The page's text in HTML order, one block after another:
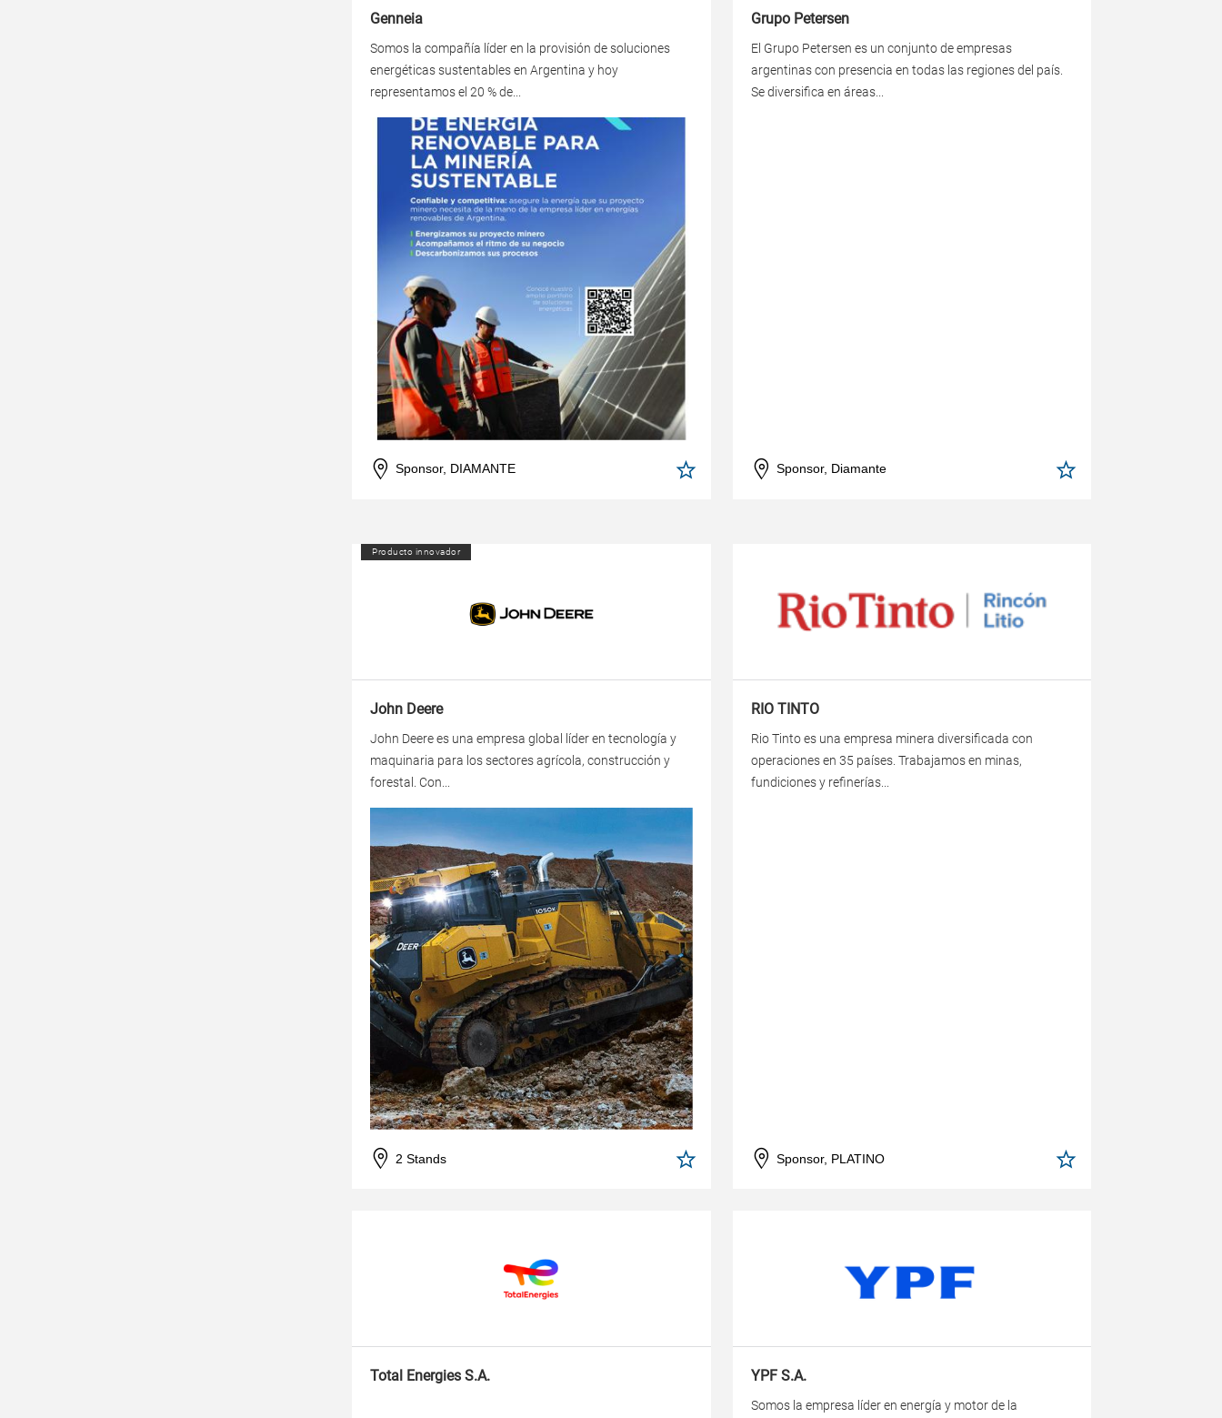
Genneia
Somos la compañía líder en la provisión de soluciones
energéticas sustentables en Argentina y hoy
representamos el 20 % de...
Sponsor, DIAMANTE
Grupo Petersen
El Grupo Petersen es un conjunto de empresas
argentinas con presencia en todas las regiones del país.
Se diversifica en áreas...
Sponsor, Diamante
Producto innovador
John Deere
John Deere es una empresa global líder en tecnología y
maquinaria para los sectores agrícola, construcción y
forestal. Con...
2 Stands
RIO TINTO
Rio Tinto es una empresa minera diversificada con
operaciones en 35 países. Trabajamos en minas,
fundiciones y refinerías...
Sponsor, PLATINO
Total Energies S.A. YPF S.A.
Somos la empresa líder en energía y motor de la